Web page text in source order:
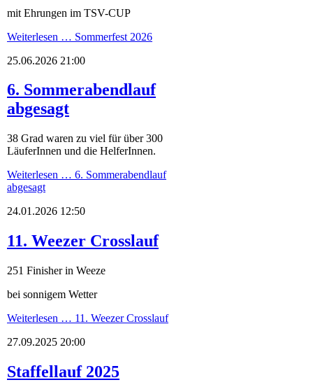
mit Ehrungen im TSV-CUP
Weiterlesen … Sommerfest 2026
25.06.2026 21:00
6. Sommerabendlauf
abgesagt
38 Grad waren zu viel für über 300
LäuferInnen und die HelferInnen.
Weiterlesen … 6. Sommerabendlauf
abgesagt
24.01.2026 12:50
11. Weezer Crosslauf
251 Finisher in Weeze
bei sonnigem Wetter
Weiterlesen … 11. Weezer Crosslauf
27.09.2025 20:00
Staffellauf 2025